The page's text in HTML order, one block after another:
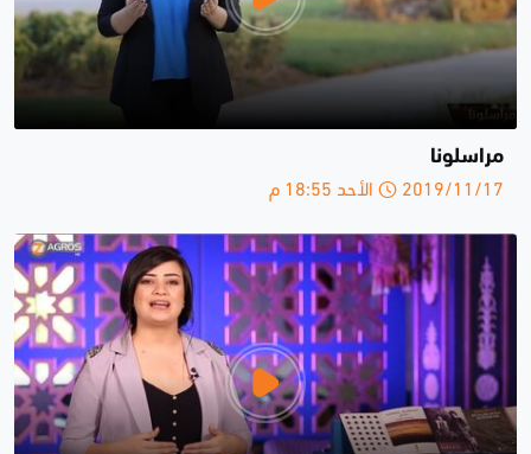
مراسلونا
2019/11/17 الأحد 18:55 م